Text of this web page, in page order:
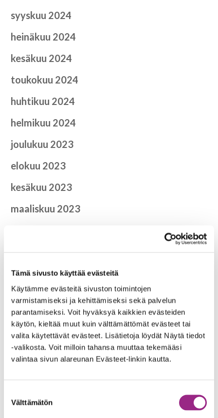
Tämä sivusto käyttää evästeitä
Käytämme evästeitä sivuston toimintojen
varmistamiseksi ja kehittämiseksi sekä palvelun
parantamiseksi. Voit hyväksyä kaikkien evästeiden
käytön, kieltää muut kuin välttämättömät evästeet tai
valita käytettävät evästeet. Lisätietoja löydät Näytä tiedot
-valikosta. Voit milloin tahansa muuttaa tekemääsi
valintaa sivun alareunan Evästeet-linkin kautta.
valinta
Välttämätön
syyskuu 2024
heinäkuu 2024
kesäkuu 2024
toukokuu 2024
huhtikuu 2024
helmikuu 2024
joulukuu 2023
elokuu 2023
kesäkuu 2023
maaliskuu 2023
syyskuu 2022
heinäkuu 2022
kesäkuu 2022
toukokuu 2022
tammikuu 2022
syyskuu 2021